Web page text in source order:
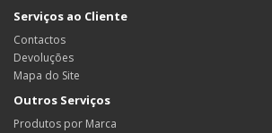
Serviços ao Cliente
Contactos
Devoluções
Mapa do Site
Outros Serviços
Produtos por Marca